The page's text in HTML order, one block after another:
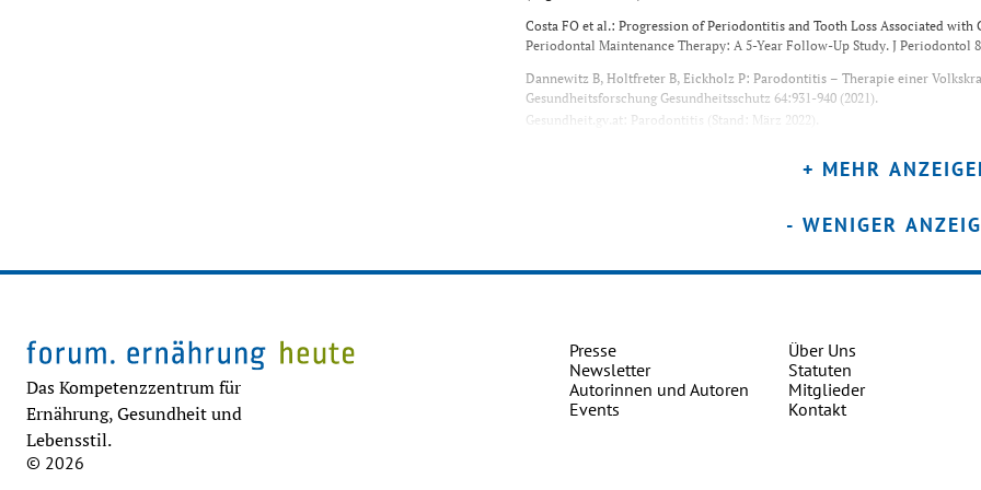
Costa FO et al.: Progression of Periodontitis and Tooth Loss Associated
Periodontal Maintenance Therapy: A 5-Year Follow-Up Study. J Periodontol
Dannewitz B, Holtfreter B, Eickholz P: Parodontitis – Therapie einer
Gesundheitsforschung Gesundheitsschutz 64:931-940 (2021).
Kuzmanova D, Jepsen S, Dommisch H: Parodontitis und Diabetes. wissen
+ MEHR
- WENIGER
Das Kompetenzzentrum für
Ernährung, Gesundheit und
Lebensstil.
© 2026
Presse
Newsletter
Autorinnen und Autoren
Events
Über Uns
Statuten
Mitglieder
Kontakt